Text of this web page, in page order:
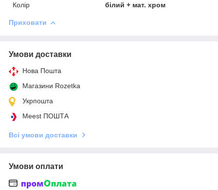
Колір
білий + мат. хром
Приховати
Умови доставки
Нова Пошта
Магазини Rozetka
Укрпошта
Meest ПОШТА
Всі умови доставки
Умови оплати